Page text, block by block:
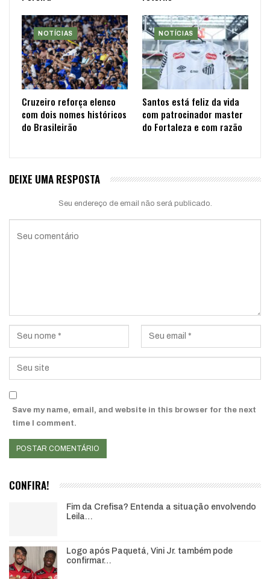
NOTÍCIAS
Cruzeiro reforça elenco
com dois nomes históricos
do Brasileirão
NOTÍCIAS
Santos está feliz da vida
com patrocinador master
do Fortaleza e com razão
DEIXE UMA RESPOSTA
Seu endereço de email não será publicado.
Save my name, email, and website in this browser for the next
time I comment.
CONFIRA!
Fim da Crefisa? Entenda a situação envolvendo
Leila…
Logo após Paquetá, Vini Jr. também pode
confirmar…